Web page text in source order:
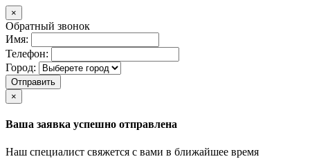
×
Обратный звонок
Имя:
Телефон:
Город:
Отправить
×
Ваша заявка успешно отправлена
Наш специалист свяжется с вами в ближайшее время